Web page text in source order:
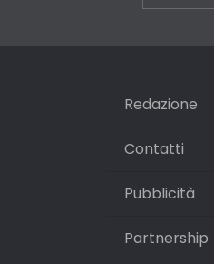
Redazione
Contatti
Pubblicità
Partnership